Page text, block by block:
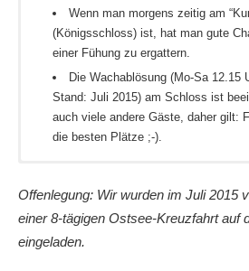
Wenn man morgens zeitig am
(Königsschloss) ist, hat man gute
einer Fühung zu ergattern.
Die Wachablösung (Mo-Sa 12.15
Stand: Juli 2015) am Schloss ist
auch viele andere Gäste, daher gilt:
die besten Plätze ;-).
Schiff 4 – Tagebucheinträge findet
Offenlegung: Wir wurden im Juli 2015
einer 8-tägigen Ostsee-Kreuzfahrt auf
eingeladen.